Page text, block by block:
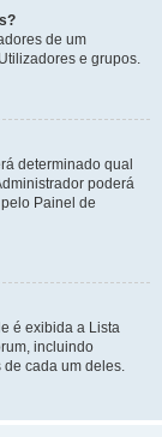
de um
e grupos.
determinado qual
poderá
Painel de
é exibida a Lista
incluindo
cada um deles.